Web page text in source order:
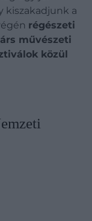
kiszakadjunk a
régészeti
művészeti
közül